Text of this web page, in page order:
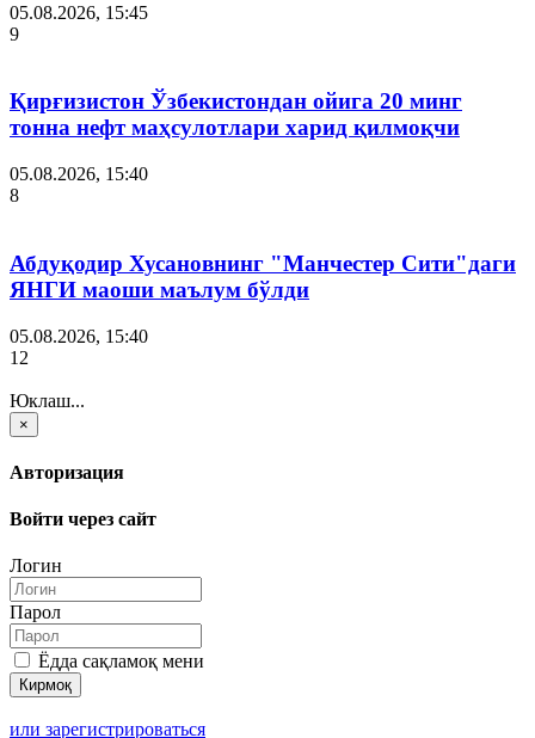
05.08.2026, 15:45
9
Қирғизистон Ўзбекистондан ойига 20 минг
тонна нефт маҳсулотлари харид қилмоқчи
05.08.2026, 15:40
8
Абдуқодир Хусановнинг "Манчестер Сити"даги
ЯНГИ маоши маълум бўлди
05.08.2026, 15:40
12
Юклаш...
×
Авторизация
Войти через сайт
Логин
Парол
Ёдда сақламоқ мени
или зарегистрироваться